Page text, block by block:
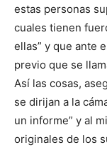
estas personas
cuales tienen
ellas” y que ante
previo que se
Así las cosas,
se dirijan a la
un informe” y al
originales de los